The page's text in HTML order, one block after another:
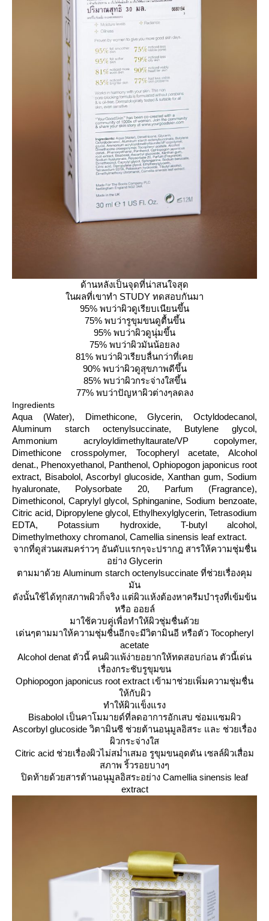
ด้านหลังเป็นจุดที่น่าสนใจสุด
นผลที่เขาทำ STUDY ทดสอบกันมา
95% พบว่าผิวดูเรียบเนียนขึ้น
75% พบว่ารูขุมขนดูตื้นขึ้น
95% พบว่าผิวดูนุ่มขึ้น
75% พบว่าผิวมันน้อยลง
81% พบว่าผิวเรียบลื่นกว่าที่เค
90% พบว่าผิวดูสุขภาพดีขึ้น
85% พบว่าผิวกระจ่างใสขึ้น
77% พบว่าปัญหาผิวต่างๆลดลง
Ingredients
Aqua (Water), Dimethicone, Glycerin, Octyldodecanol,
Aluminum starch octenylsuccinate, Butylene glycol,
Ammonium acryloyldimethyltaurate/VP copolymer,
Dimethicone crosspolymer, Tocopheryl acetate, Alcohol
denat., Phenoxyethanol, Panthenol, Ophiopogon japonicus root
extract, Bisabolol, Ascorbyl glucoside, Xanthan gum, Sodium
hyaluronate, Polysorbate 20, Parfum (Fragrance),
Dimethiconol, Caprylyl glycol, Sphinganine, Sodium benzoate,
Citric acid, Dipropylene glycol, Ethylhexylglycerin, Tetrasodium
EDTA, Potassium hydroxide, T-butyl alcohol,
Dimethylmethoxy chromanol, Camellia sinensis leaf extract.
จากที่ดูส่วนผสมคร่าวๆ อันดับแรกๆจะปรากฎ สารให้ความชุ่มชื่น
อย่าง Glycerin
ตามมาด้ว Aluminum starch octenylsuccinate ที่ช่วยเรื่องคุม
มัน
ดังนั้นใช้ได้ทุกสภาพผิวก็จริง แต่ผิวแห้งต้องหาครีมบำรุงที่เข้มข้น
หรือ ออยล์
มาใช้ควบคู่เพื่อทำให้ผิวชุ่มชื่นด้ว
เด่นๆตามมาให้ความชุ่มชื่นอีกจะมีวิตามินอี หรือตัว Tocopheryl
acetate
Alcohol denat ตัวนี้ คนผิวแพ้ง่ายอยากให้ทดสอบก่อน ตัวนี้เด่น
เรื่องกระชับรูขุมขน
Ophiopogon japonicus root extract เข้ามาช่วยเพิ่มความชุ่มชื่น
ห้กับผิว
ทำให้ผิวแข็งแรง
Bisabolol เป็นคาโมมายด์ที่ลดอาการอักเสบ ซ่อมแซมผิว
Ascorbyl glucoside วิตามินซี ช่วยต้านอนุมูลอิสระ และ ช่วยเรื่อง
ผิวกระจ่างใส
Citric acid ช่วยเรื่องผิวไม่สม่ำเสมอ รูขุมขนอุดตัน เซลล์ผิวเสื่อม
สภาพ ริ้วรอยบางๆ
ปิดท้ายด้วยสารต้านอนุมูลอิสระอย่าง Camellia sinensis leaf
extract